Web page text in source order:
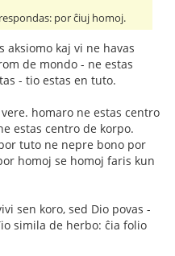
por ĉiuj homoj.
aksiomo kaj vi ne havas
de mondo - ne estas
- tio estas en tuto.
homaro ne estas centro
estas centro de korpo.
tuto ne nepre bono por
homoj se homoj faris kun
sen koro, sed Dio povas -
simila de herbo: ĉia folio